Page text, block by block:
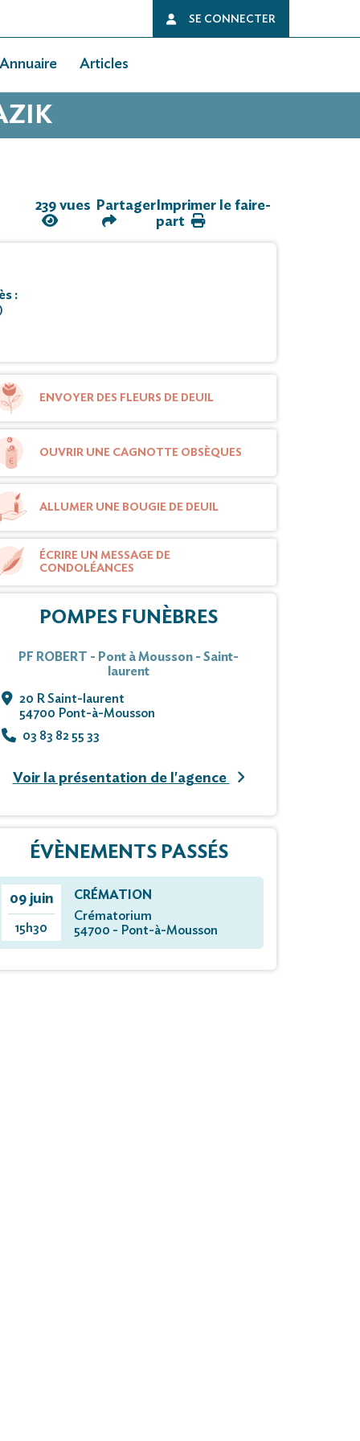
SE CONNECTER
Annuaire Articles
239 vues PartagerImprimer le faire-
part
:
ENVOYER DES FLEURS DE DEUIL
OUVRIR UNE CAGNOTTE OBSÈQUES
ALLUMER UNE BOUGIE DE DEUIL
ÉCRIRE UN MESSAGE DE
CONDOLÉANCES
POMPES FUNÈBRES
PF ROBERT - Pont à Mousson - Saint-
laurent
20 R Saint-laurent
54700 Pont-à-Mousson
03 83 82 55 33
Voir la présentation de l'agence
ÉVÈNEMENTS PASSÉS
09 juin
15h30
CRÉMATION
Crématorium
54700 - Pont-à-Mousson